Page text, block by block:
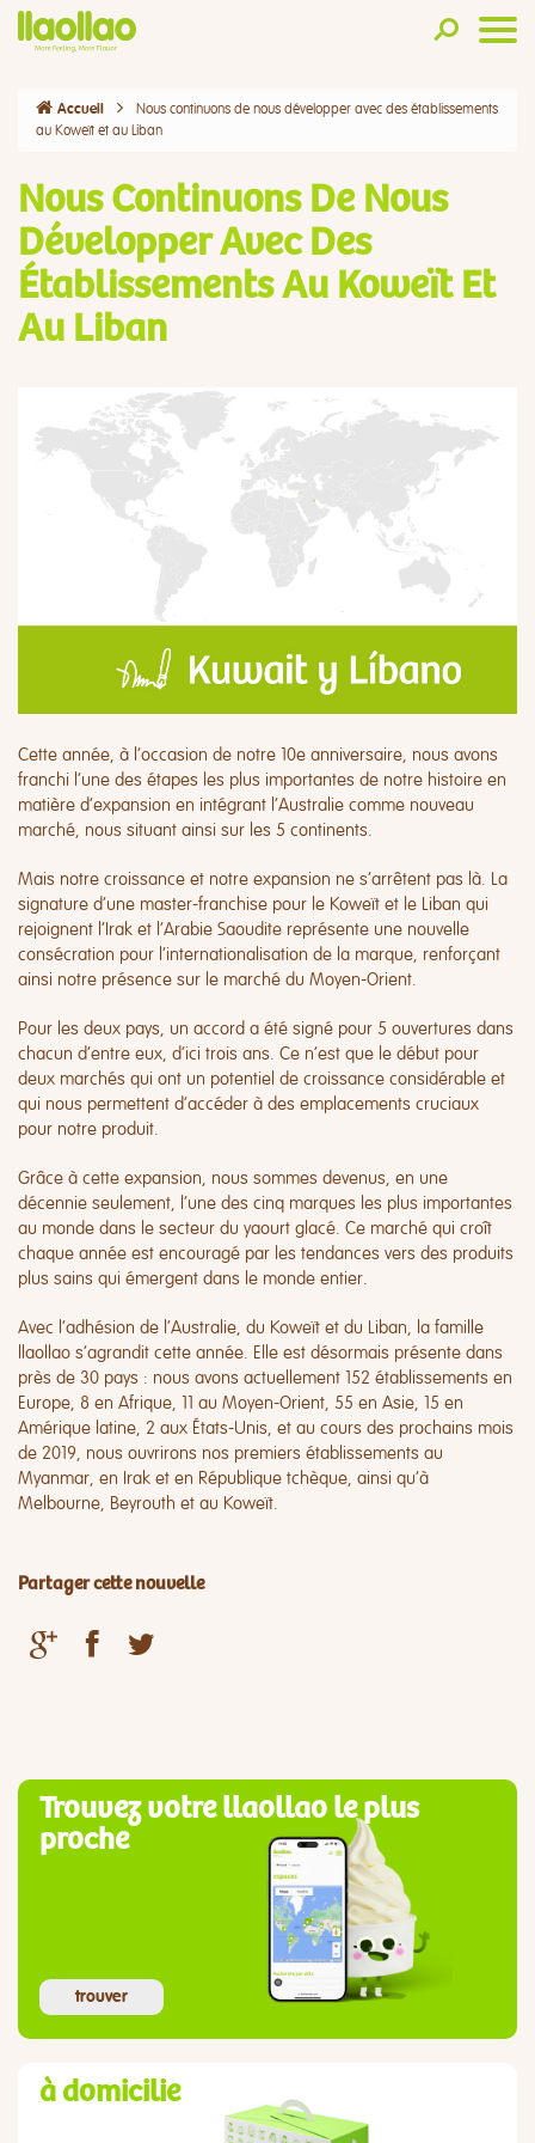
Accueil
Nous continuons de nous développer avec des établissements
au Koweït et au Liban
Nous Continuons De Nous
Développer Avec Des
Établissements Au Koweït Et
Au Liban
Cette année, à l’occasion de notre 10e anniversaire, nous avons
franchi l’une des étapes les plus importantes de notre histoire en
matière d’expansion en intégrant l’Australie comme nouveau
marché, nous situant ainsi sur les 5 continents.
Mais notre croissance et notre expansion ne s’arrêtent pas là. La
signature d’une master-franchise pour le Koweït et le Liban qui
rejoignent l’Irak et l’Arabie Saoudite représente une nouvelle
consécration pour l’internationalisation de la marque, renforçant
ainsi notre présence sur le marché du Moyen-Orient.
Pour les deux pays, un accord a été signé pour 5 ouvertures dans
chacun d’entre eux, d’ici trois ans. Ce n’est que le début pour
deux marchés qui ont un potentiel de croissance considérable et
qui nous permettent d’accéder à des emplacements cruciaux
pour notre produit.
Grâce à cette expansion, nous sommes devenus, en une
décennie seulement, l’une des cinq marques les plus importantes
au monde dans le secteur du yaourt glacé. Ce marché qui croît
chaque année est encouragé par les tendances vers des produits
plus sains qui émergent dans le monde entier.
Avec l’adhésion de l’Australie, du Koweït et du Liban, la famille
llaollao s’agrandit cette année. Elle est désormais présente dans
près de 30 pays : nous avons actuellement 152 établissements en
Europe, 8 en Afrique, 11 au Moyen-Orient, 55 en Asie, 15 en
Amérique latine, 2 aux États-Unis, et au cours des prochains mois
de 2019, nous ouvrirons nos premiers établissements au
Myanmar, en Irak et en République tchèque, ainsi qu’à
Melbourne, Beyrouth et au Koweït.
Partager cette nouvelle
Trouvez votre llaollao le plus
proche
trouver
à domicilie